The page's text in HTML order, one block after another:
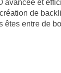
et
de
entre de